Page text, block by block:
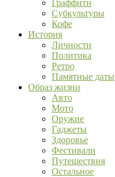
Граффити
Субкультуры
Кофе
История
Личности
Политика
Ретро
Памятные даты
Образ жизни
Авто
Мото
Оружие
Гаджеты
Здоровье
Фестивали
Путешествия
Остальное